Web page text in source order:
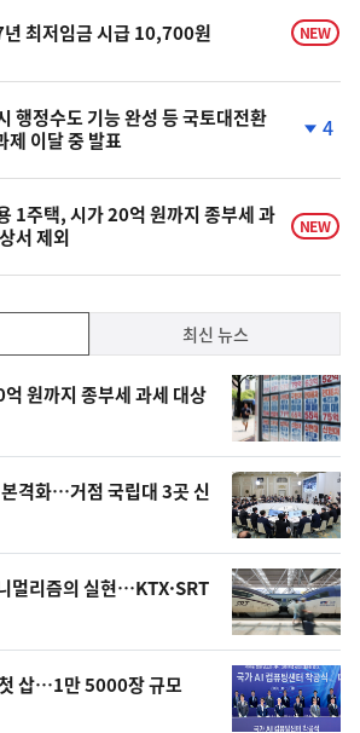
최저임금 시급 10,700원 NEW
행정수도 기능 완성 등 국토대전환
제 이달 중 발표
하
락
4
1주택, 시가 20억 원까지 종부세 과
서 제외
NEW
최신 뉴스
원까지 종부세 과세 대상
격화…거점 국립대 3곳 신
멀리즘의 실현…KTX·SRT
삽…1만 5000장 규모